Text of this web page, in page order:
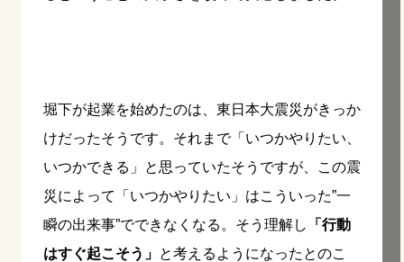
堀下が起業を始めたのは、東日本大震災がきっか
けだったそうです。それまで「いつかやりたい、
いつかできる」と思っていたそうですが、この震
災によって「いつかやりたい」はこういった”一
瞬の出来事”でできなくなる。そう理解し
「行動
はすぐ起こそう」 と考えるようになったとのこ